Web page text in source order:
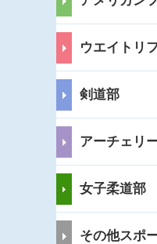
ウエイトリ
剣道部
アーチェリ
女子柔道部
その他スポ